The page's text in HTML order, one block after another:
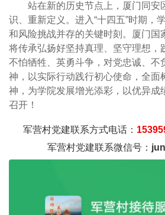
站在新的历史节点上，厦门同安
识、重新定义。进入“十四五”时期，
和风险挑战并存的关键时刻。厦门国
将传承弘扬好坚持真理、坚守理想，
不怕牺牲、英勇斗争，对党忠诚、不
神，以实际行动践行初心使命，全面
神，为学院发展增光添彩，以优异成
召开！
军营村党建联系方式电话：
军营村党建联系微信号：